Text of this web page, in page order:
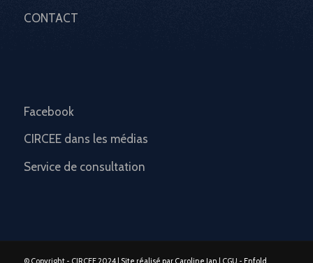
CONTACT
Facebook
CIRCEE dans les médias
Service de consultation
© Copyright - CIRCEE 2024 | Site réalisé par Caroline Jan | CGU - Enfold